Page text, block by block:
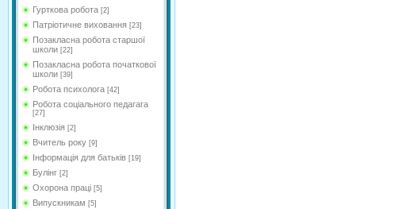
Гурткова робота [2]
Патріотичне виховання [23]
Позакласна робота старшої
школи [22]
Позакласна робота початкової
школи [39]
Робота психолога [42]
Робота соціального педагага
[27]
Інклюзія [2]
Вчитель року [9]
Інформація для батьків [19]
Булінг [2]
Охорона праці [5]
Випускникам [5]